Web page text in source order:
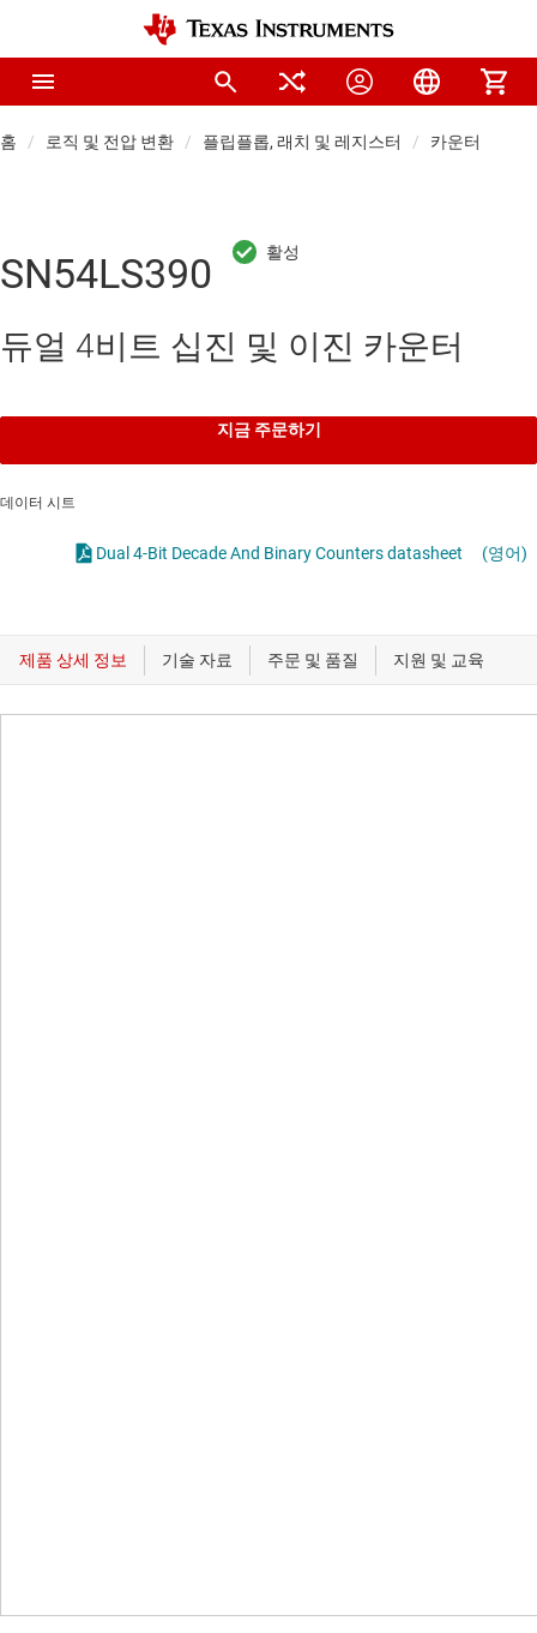
홈 로직 및 전압 변환 플립플롭, 래치 및 레지스터 카운터
SN54LS390
듀얼 4비트 십진 및 이진 카운터
지금 주문하기
데이터 시트
Dual 4-Bit Decade And Binary Counters datasheet (영어)